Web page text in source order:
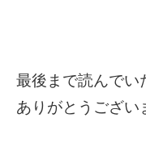
最後まで読んでい
ありがとうござい